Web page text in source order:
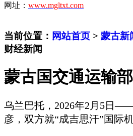
网址： www.mgltxt.com
当前位置： 网站首页 > 蒙古新
财经新闻
蒙古国交通运输
乌兰巴托， 2026年2月5日
彦 ，双方就“成吉思汗”国际